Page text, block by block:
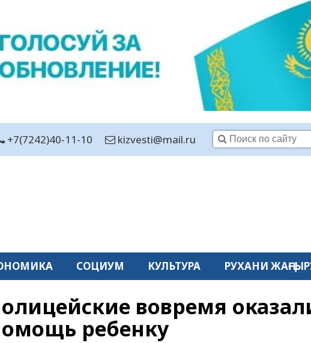
+7(7242)40-11-10 kizvesti@mail.ru
СОЦИУМ КУЛЬТУРА РУХАНИ
вовремя
ребенку